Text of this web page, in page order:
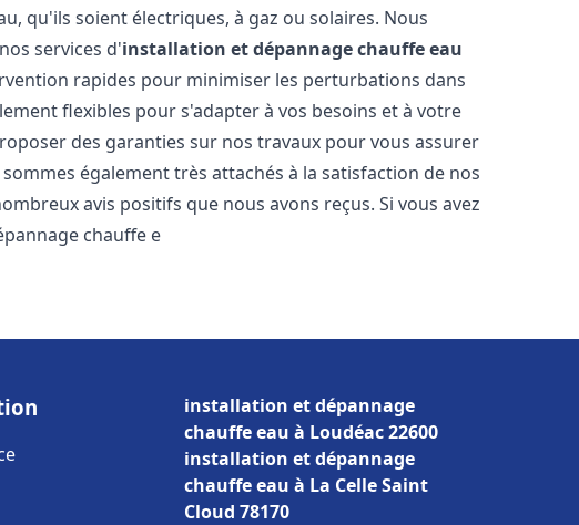
qu'ils soient électriques, à gaz ou solaires. Nous
services d'installation et dépannage chauffe eau
rapides pour minimiser les perturbations dans
flexibles pour s'adapter à vos besoins et à votre
des garanties sur nos travaux pour vous assurer
également très attachés à la satisfaction de nos
avis positifs que nous avons reçus. Si vous avez
chauffe e
installation et dépannage
chauffe eau à Loudéac 22600
installation et dépannage
chauffe eau à La Celle Saint
Cloud 78170